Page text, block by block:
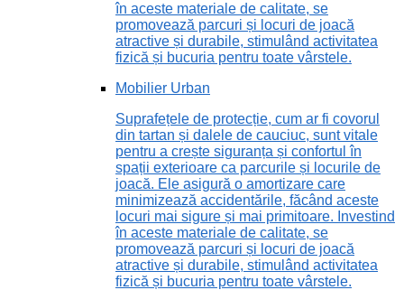
în aceste materiale de calitate, se
promovează parcuri și locuri de joacă
atractive și durabile, stimulând activitatea
fizică și bucuria pentru toate vârstele.
Mobilier Urban
Suprafețele de protecție, cum ar fi covorul
din tartan și dalele de cauciuc, sunt vitale
pentru a crește siguranța și confortul în
spații exterioare ca parcurile și locurile de
joacă. Ele asigură o amortizare care
minimizează accidentările, făcând aceste
locuri mai sigure și mai primitoare. Investind
în aceste materiale de calitate, se
promovează parcuri și locuri de joacă
atractive și durabile, stimulând activitatea
fizică și bucuria pentru toate vârstele.